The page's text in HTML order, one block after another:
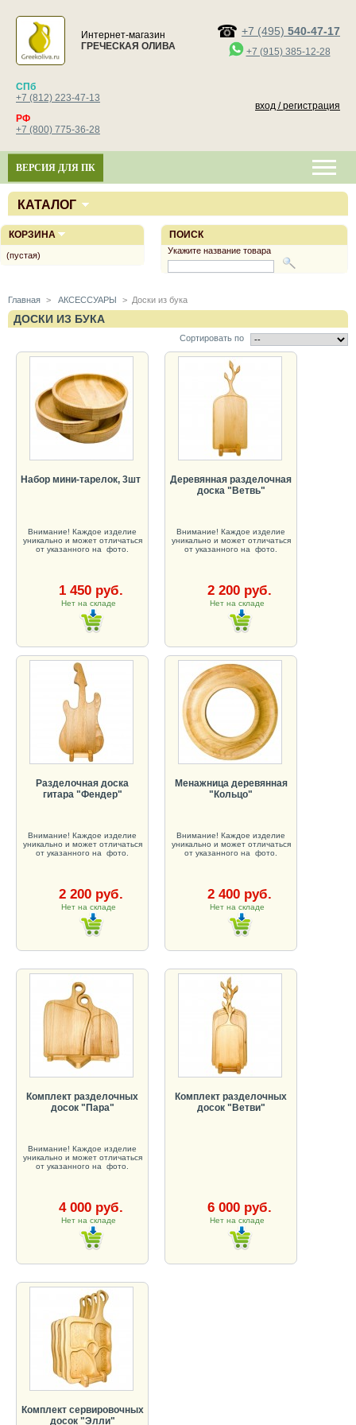
Интернет-магазин
ГРЕЧЕСКАЯ ОЛИВА
+7 (495) 540-47-17
+7 (915) 385-12-28
СПб
+7 (812) 223-47-13
РФ
+7 (800) 775-36-28
вход / регистрация
ВЕРСИЯ ДЛЯ ПК
КАТАЛОГ
Главная > АКСЕССУАРЫ > Доски из бука
ДОСКИ ИЗ БУКА
Сортировать по
Набор мини-тарелок, 3шт
Внимание! Каждое изделие
уникально и может отличаться
от указанного на фото.
1 450 руб.
Нет на складе
Деревянная разделочная
доска "Ветвь"
Внимание! Каждое изделие
уникально и может отличаться
от указанного на фото.
2 200 руб.
Нет на складе
Разделочная доска
гитара "Фендер"
Внимание! Каждое изделие
уникально и может отличаться
от указанного на фото.
2 200 руб.
Нет на складе
Менажница деревянная
"Кольцо"
Внимание! Каждое изделие
уникально и может отличаться
от указанного на фото.
2 400 руб.
Нет на складе
Комплект разделочных
досок "Пара"
Внимание! Каждое изделие
уникально и может отличаться
от указанного на фото.
4 000 руб.
Нет на складе
Комплект разделочных
досок "Ветви"
6 000 руб.
Нет на складе
Комплект сервировочных
досок "Элли"
ПОИСК
Укажите название товара
КОРЗИНА
(пустая)